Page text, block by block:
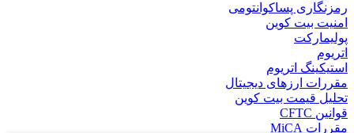
رمزنگاری پساکوانتومی
امنیت بیت کوین
پولیمارکت
اتریوم
استیکینگ اتریوم
مقررات ارزهای دیجیتال
تحلیل قیمت بیت کوین
قوانین CFTC
مقررات MiCA